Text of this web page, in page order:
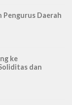
Pengurus Daerah
ke
dan